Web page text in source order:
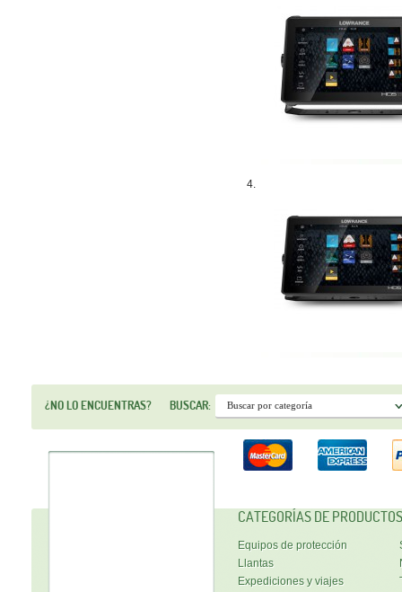
4.
¿NO LO ENCUENTRAS? BUSCAR:
CATEGORÍAS DE PRODUCTOS
Equipos de protección
Llantas
Expediciones y viajes